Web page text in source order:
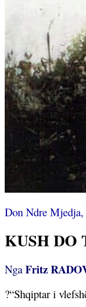
Don Ndre
KUSH DO
Nga Fritz
?“Shqiptar i